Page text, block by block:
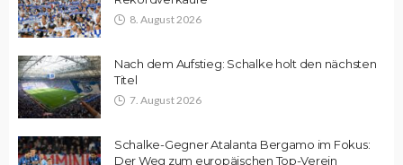
8. August 2026
Nach dem Aufstieg: Schalke holt den nächsten
Titel
7. August 2026
Schalke-Gegner Atalanta Bergamo im Fokus:
Der Weg zum europäischen Top-Verein